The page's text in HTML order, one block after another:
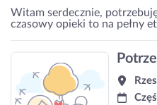
Witam serdecznie,
czasowy opieki to na pełny